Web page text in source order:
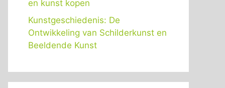
en kunst kopen
Kunstgeschiedenis: De
Ontwikkeling van Schilderkunst en
Beeldende Kunst